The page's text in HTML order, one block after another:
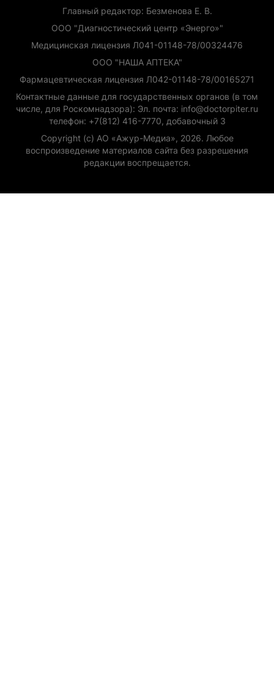
Главный редактор: Безменова Е. В.
ООО "Диагностический центр «Энерго»"
Медицинская лицензия Л041-01148-78/00324476
ООО "НАША АПТЕКА"
Фармацевтическая лицензия Л042-01148-78/00165271
Контактные данные для государственных органов (в том
числе, для Роскомнадзора): Эл. почта: info@doctorpiter.ru
телефон: +7(812) 416-7770, добавочный 3
Copyright (с) АО «Ажур-Медиа», 2026. Любое
воспроизведение материалов сайта без разрешения
редакции воспрещается.